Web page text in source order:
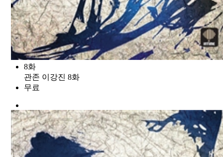
8화
관존 이강진 8화
무료